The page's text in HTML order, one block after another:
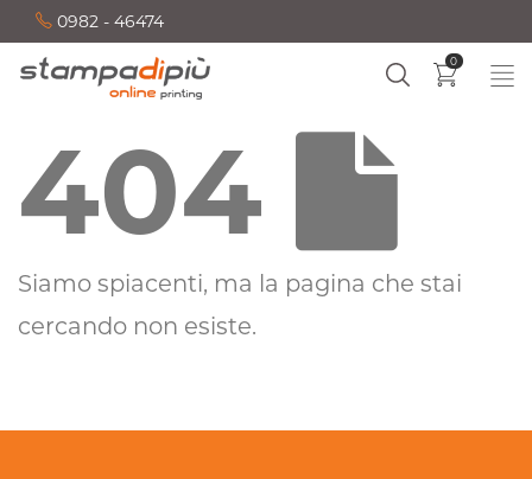
0982 - 46474
0
404
Siamo spiacenti, ma la pagina che stai
cercando non esiste.